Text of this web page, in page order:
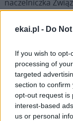
ekai.pl - Do
If you wish to
processing of
targeted
section to
opt-out request is
interest-based
us or personal
naczelniczka
Przed wyjazdem
był jedynym
Wartościowe
wyjazdu.
powietrzu,
okolicy mogą
jak kolonie i